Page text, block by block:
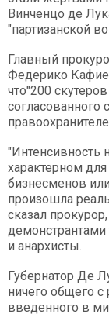
Винченцо де
"партизанской
Главный
Федерико
что"200
согласованного
"Интенсивность
характерном
бизнесменов
произошла
сказал
и анархисты.
Губернатор Де
ничего общего
введенного в